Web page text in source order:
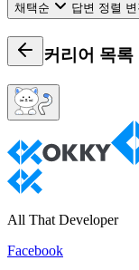
채택순 답변 정렬 변
커리어 목록
All That Developer
Facebook